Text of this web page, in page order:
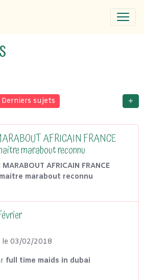
Derniers sujets
AFRICAIN FRANCE
marabout reconnu
AFRICAIN FRANCE
maitre marabout reconnu
le 03/02/2018
full time maids in dubai